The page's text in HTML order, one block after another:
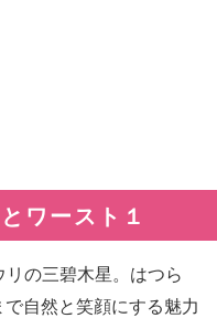
ワースト１
リの三碧木星。はつら
自然と笑顔にする魅力